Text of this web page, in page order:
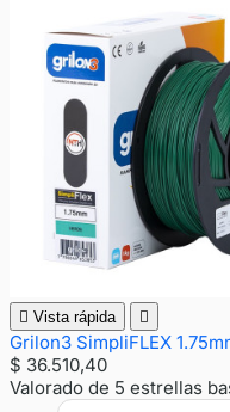
 Vista rápida 
Grilon3 SimpliFLEX
$ 36.510,40
Valorado de 5 estrellas